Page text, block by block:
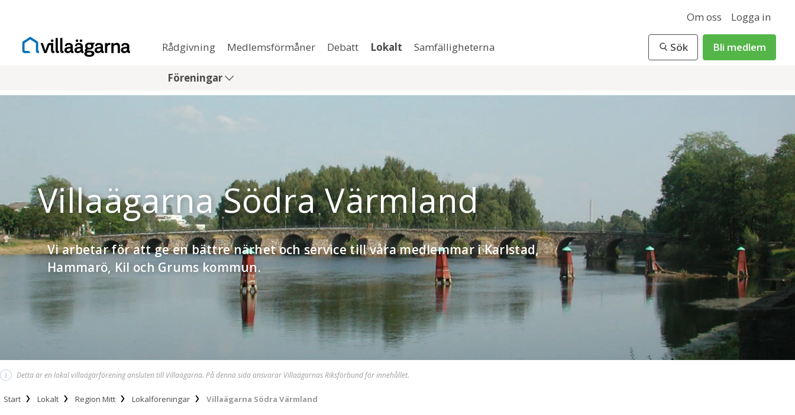
Om oss Logga in
Rådgivning Medlemsförmåner Debatt Lokalt Samfälligheterna Sök Bli medlem
Föreningar
Villaägarna Södra Värmland
Vi arbetar för att ge en bättre närhet och service till våra medlemmar i Karlstad,
Hammarö, Kil och Grums kommun.
i Detta är en lokal villaägarförening ansluten till Villaägarna. På denna sida ansvarar Villaägarnas Riksförbund för innehållet.
Start Lokalt Region Mitt Lokalföreningar Villaägarna Södra Värmland